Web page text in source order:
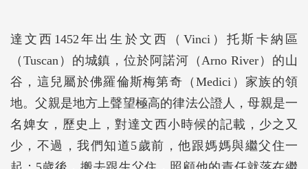
達文西1452年出生於文西（Vinci）托斯卡納區
（Tuscan）的城鎮，位於阿諾河（Arno River）的山
谷，這兒屬於佛羅倫斯梅第奇（Medici）家族的領
地。父親是地方上聲望極高的律法公證人，母親是一
名婢女，歷史上，對達文西小時候的記載，少之又
少，不過，我們知道5歲前，他跟媽媽與繼父住一